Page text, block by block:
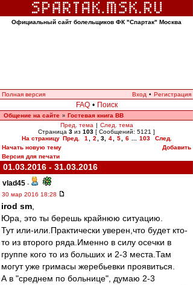
Официальный сайт болельщиков ФК "Спартак" Москва
Полная версия Вход • Регистрация
FAQ • Поиск
Общение на сайте » Гостевая книга ВВ
Пред. тема | След. тема
Страница 3 из 103 [ Сообщений: 5121 ]
На страницу Пред. 1 2 3, 4 5 6 103
След.
Начать новую тему
Добавить
Версия для печати
01.03.2016 - 31.03.2016
vlad45 -
30 мар 2016 18:28
irod sm
Юра, это ты берешь крайнюю ситуацию.
Тут или-или.Практически уверен,что будет кто-
то из второго ряда.Именно в силу осечки в
группе кого то из больших и 2-3 места.Там
могут уже гримасы жеребьевки проявиться.
А в "среднем по больнице", думаю 2-3